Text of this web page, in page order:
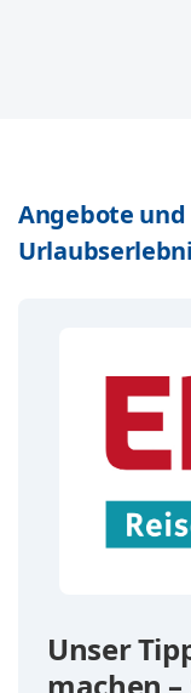
Angebote
Unser